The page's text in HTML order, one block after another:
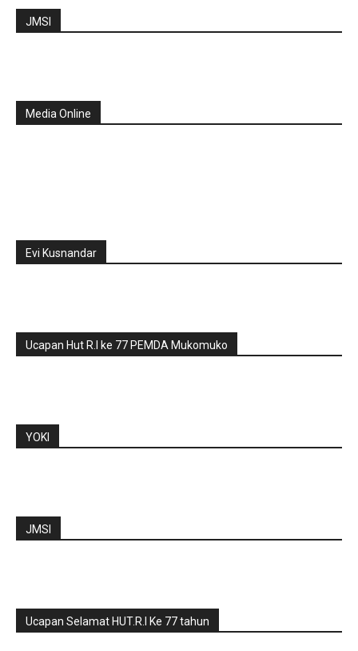
JMSI
Media Online
Evi Kusnandar
Ucapan Hut R.I ke 77 PEMDA Mukomuko
YOKI
JMSI
Ucapan Selamat HUT.R.I Ke 77 tahun